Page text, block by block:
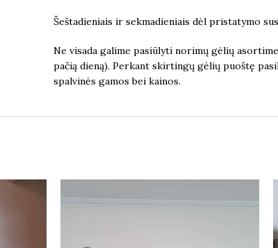
Šeštadieniais ir sekmadieniais dėl pristatymo
Ne visada galime pasiūlyti norimų gėlių
pačią dieną). Perkant skirtingų gėlių puoštę
spalvinės gamos bei kainos.